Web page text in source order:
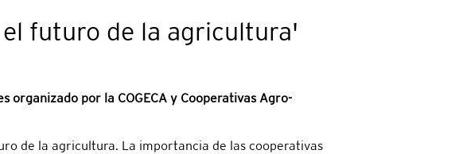
el futuro de la agricultura'
organizado por la COGECA y Cooperativas Agro-
de la agricultura. La importancia de las cooperativas